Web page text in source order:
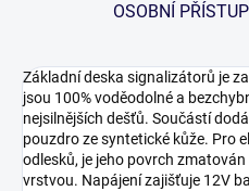
OSOBNÍ
Základní deska signalizátorů je
jsou 100% voděodolné a
nejsilnějších dešťů. Součástí
pouzdro ze syntetické kůže. Pro
odlesků, je jeho povrch
vrstvou. Napájení zajišťuje 12V